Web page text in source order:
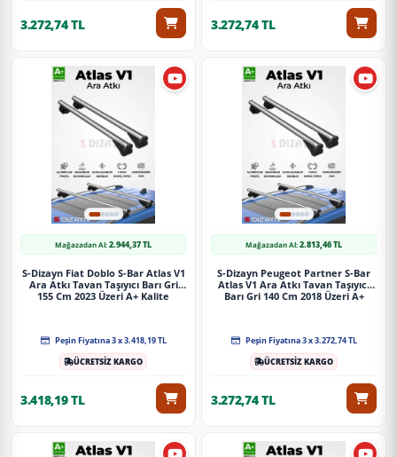
3.272,74 TL 3.272,74 TL
Mağazadan Al:2.944,37 TL
S-Dizayn Fiat Doblo S-Bar Atlas V1
Ara Atkı Tavan Taşıyıcı Barı Gri
155 Cm 2023 Üzeri A+ Kalite
Peşin Fiyatına 3 x 3.418,19 TL
ÜCRETSİZ KARGO
3.418,19 TL
Mağazadan Al:2.813,46 TL
S-Dizayn Peugeot Partner S-Bar
Atlas V1 Ara Atkı Tavan Taşıyıcı
Barı Gri 140 Cm 2018 Üzeri A+
Peşin Fiyatına 3 x 3.272,74 TL
ÜCRETSİZ KARGO
3.272,74 TL